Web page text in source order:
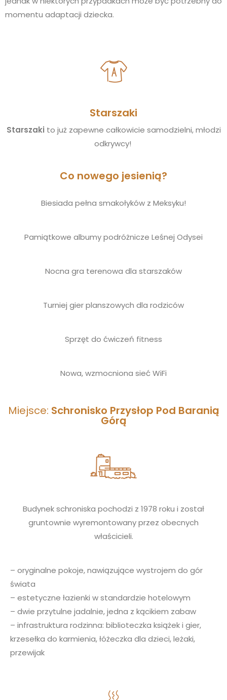
momentu adaptacji dziecka.
Starszaki
Starszaki to już zapewne całkowicie samodzielni, młodzi
odkrywcy!
Co nowego jesienią?
Biesiada pełna smakołyków z Meksyku!
Pamiątkowe albumy podróżnicze Leśnej Odysei
Nocna gra terenowa dla starszaków
Turniej gier planszowych dla rodziców
Sprzęt do ćwiczeń fitness
Nowa, wzmocniona sieć WiFi
Miejsce: Schronisko Przysłop Pod Baranią
Górą
Budynek schroniska pochodzi z 1978 roku i został
gruntownie wyremontowany przez obecnych
właścicieli.
– oryginalne pokoje, nawiązujące wystrojem do gór
świata
– estetyczne łazienki w standardzie hotelowym
– dwie przytulne jadalnie, jedna z kącikiem zabaw
– infrastruktura rodzinna: biblioteczka książek i gier,
krzesełka do karmienia, łóżeczka dla dzieci, leżaki,
przewijak